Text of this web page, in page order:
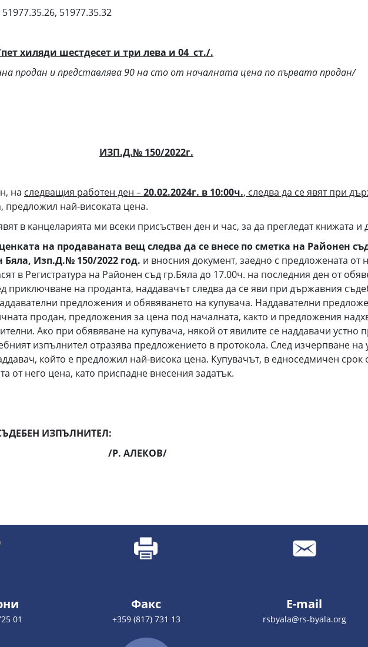
51977.35.32
хиляди шестдесет и три лева и 04 ст./.
продан и представлява 90 на сто от началната цена по първата продан/
ИЗП.Д.№ 150/2022г.
на следващия работен ден –20.02.2024г. в 10:00ч., следва да се явят при
предложил най-високата цена.
канцеларията ми всеки присъствен ден и час, за да прегледат книжата и
на продаваната вещ следва да се внесе по сметка на Районен
Изп.Д.№ 150/2022 год. и вносния документ, заедно с предложената от
в Регистратура на Районен съд гр.Бяла до 17.00ч. на последния ден от
приключване на проданта, наддавачът следва да се яви при държавния
предложения и обявяването на купувача. Наддавателни
продан, предложения за цена под началната, както и предложения
Ако при обявяване на купувача, някой от явилите се наддавачи устно
изпълнител отразява предложението в протокола. След изчерпване на
който е предложил най-висока цена. Купувачът, в едноседмичен
от него цена, като приспадне внесения задатък.
ИЗПЪЛНИТЕЛ:
/Р. АЛЕКОВ/
01
Факс
+359 (817) 731 13
E-mail
rsbyala@rs-byala.org